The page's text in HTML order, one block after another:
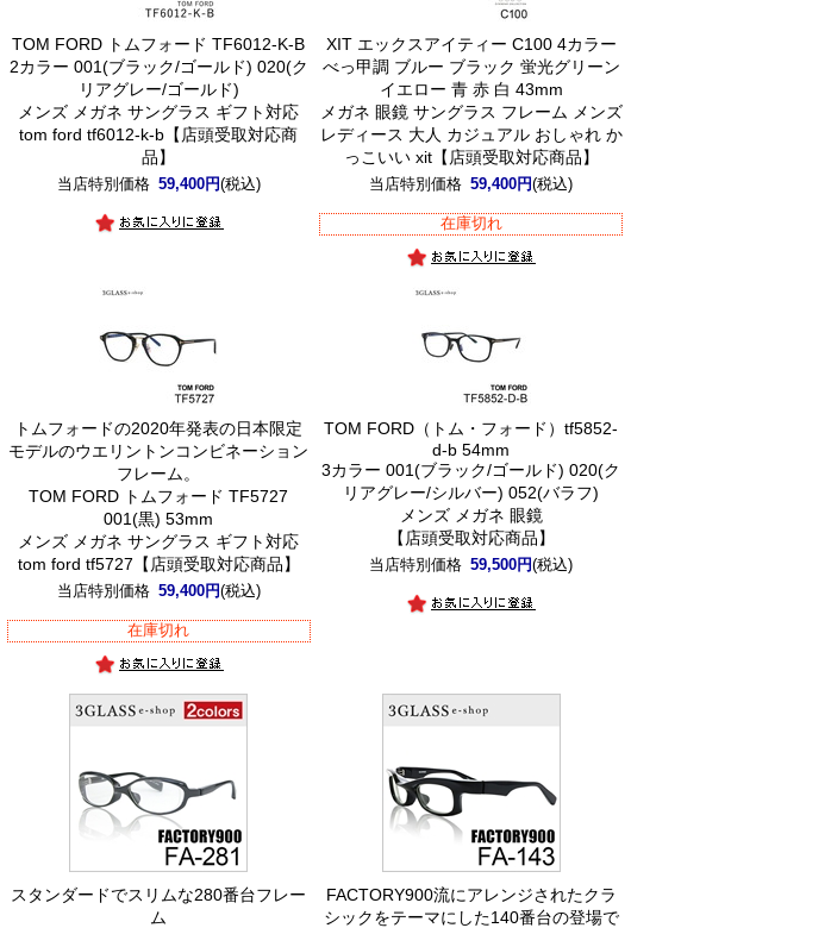
TOM FORD トムフォード TF6012-K-B
2カラー 001(ブラック/ゴールド) 020(ク
リアグレー/ゴールド)
メンズ メガネ サングラス ギフト対応
tom ford tf6012-k-b【店頭受取対応商
品】
当店特別価格 59,400円(税込)
XIT エックスアイティー C100 4カラー
べっ甲調 ブルー ブラック 蛍光グリーン
イエロー 青 赤 白 43mm
メガネ 眼鏡 サングラス フレーム メンズ
レディース 大人 カジュアル おしゃれ か
っこいい xit【店頭受取対応商品】
当店特別価格 59,400円(税込)
在庫切れ
トムフォードの2020年発表の日本限定
モデルのウエリントンコンビネーション
フレーム。
TOM FORD トムフォード TF5727
001(黒) 53mm
メンズ メガネ サングラス ギフト対応
tom ford tf5727【店頭受取対応商品】
当店特別価格 59,400円(税込)
在庫切れ
TOM FORD（トム・フォード）tf5852-
d-b 54mm
3カラー 001(ブラック/ゴールド) 020(ク
リアグレー/シルバー) 052(バラフ)
メンズ メガネ 眼鏡
【店頭受取対応商品】
当店特別価格 59,500円(税込)
スタンダードでスリムな280番台フレー
ム
FACTORY900流にアレンジされたクラ
シックをテーマにした140番台の登場で